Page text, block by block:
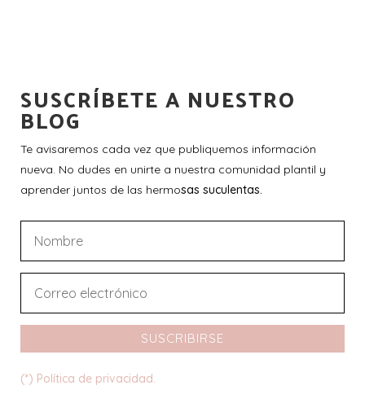
SUSCRÍBETE A NUESTRO
BLOG
Te avisaremos cada vez que publiquemos información
nueva. No dudes en unirte a nuestra comunidad plantil y
aprender juntos de las hermosas suculentas.
SUSCRIBIRSE
(*) Política de privacidad.